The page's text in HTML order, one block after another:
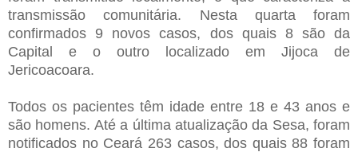
transmissão comunitária. Nesta quarta foram
confirmados 9 novos casos, dos quais 8 são da
Capital e o outro localizado em Jijoca de
Jericoacoara.
Todos os pacientes têm idade entre 18 e 43 anos e
são homens. Até a última atualização da Sesa, foram
notificados no Ceará 263 casos, dos quais 88 foram